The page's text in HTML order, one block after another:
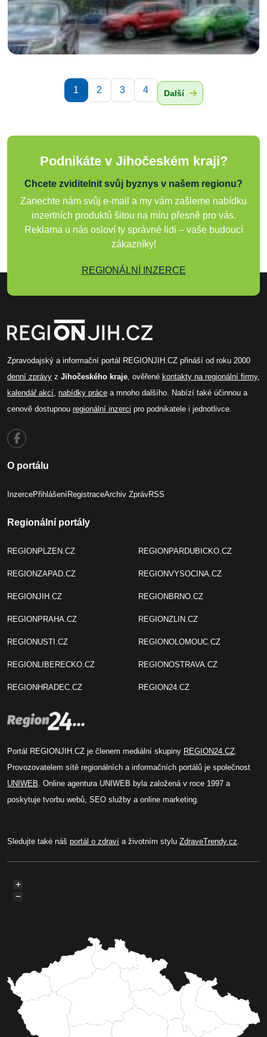
1 2 3 4 Další
Podnikáte v Jihočeském kraji?
Chcete zviditelnit svůj byznys v našem regionu?
Zanechte nám svůj e-mail a my vám zašleme nabídku
inzertních produktů šitou na míru přesně pro vás.
Reklama u nás osloví ty správné lidi – vaše budoucí
zákazníky!
REGIONÁLNÍ INZERCE
Zpravodajský a informační portál REGIONJIH.CZ přináší od roku 2000
denní zprávy z Jihočeského kraje, ověřené kontakty na regionální firmy,
kalendář akcí, nabídky práce a mnoho dalšího. Nabízí také účinnou a
cenově dostupnou regionální inzerci pro podnikatele i jednotlivce.
O portálu
InzercePřihlášeníRegistraceArchiv ZprávRSS
Regionální portály
REGIONPLZEN.CZ
REGIONZAPAD.CZ
REGIONJIH.CZ
REGIONPRAHA.CZ
REGIONUSTI.CZ
REGIONLIBERECKO.CZ
REGIONHRADEC.CZ
REGIONPARDUBICKO.CZ
REGIONVYSOCINA.CZ
REGIONBRNO.CZ
REGIONZLIN.CZ
REGIONOLOMOUC.CZ
REGIONOSTRAVA.CZ
REGION24.CZ
Portál REGIONJIH.CZ je členem mediální skupiny REGION24.CZ.
Provozovatelem sítě regionálních a informačních portálů je společnost
UNIWEB. Online agentura UNIWEB byla založená v roce 1997 a
poskytuje tvorbu webů, SEO služby a online marketing.
Sledujte také náš portál o zdraví a životním stylu ZdraveTrendy.cz.
+
−